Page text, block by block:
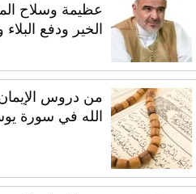
عظيمة وسلاح
الخير ودفع
من دروس
الله في سورة